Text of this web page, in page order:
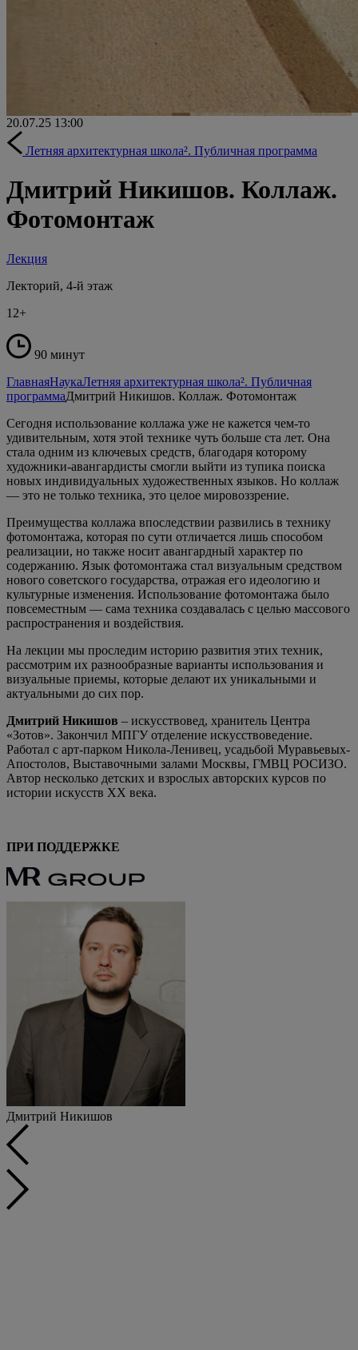
20.07.25 13:00
Летняя архитектурная школа². Публичная программа
Дмитрий Никишов. Коллаж.
Фотомонтаж
Лекция
Лекторий, 4-й этаж
12+
90 минут
ГлавнаяНаукаЛетняя архитектурная школа². Публичная
программаДмитрий Никишов. Коллаж. Фотомонтаж
Сегодня использование коллажа уже не кажется чем-то
удивительным, хотя этой технике чуть больше ста лет. Она
стала одним из ключевых средств, благодаря которому
художники-авангардисты смогли выйти из тупика поиска
новых индивидуальных художественных языков. Но коллаж
— это не только техника, это целое мировоззрение.
Преимущества коллажа впоследствии развились в технику
фотомонтажа, которая по сути отличается лишь способом
реализации, но также носит авангардный характер по
содержанию. Язык фотомонтажа стал визуальным средством
нового советского государства, отражая его идеологию и
культурные изменения. Использование фотомонтажа было
повсеместным — сама техника создавалась с целью массового
распространения и воздействия.
На лекции мы проследим историю развития этих техник,
рассмотрим их разнообразные варианты использования и
визуальные приемы, которые делают их уникальными и
актуальными до сих пор.
Дмитрий Никишов – искусствовед, хранитель Центра
«Зотов». Закончил МПГУ отделение искусствоведение.
Работал с арт-парком Никола-Ленивец, усадьбой Муравьевых-
Апостолов, Выставочными залами Москвы, ГМВЦ РОСИЗО.
Автор несколько детских и взрослых авторских курсов по
истории искусств XX века.
ПРИ ПОДДЕРЖКЕ
Дмитрий Никишов